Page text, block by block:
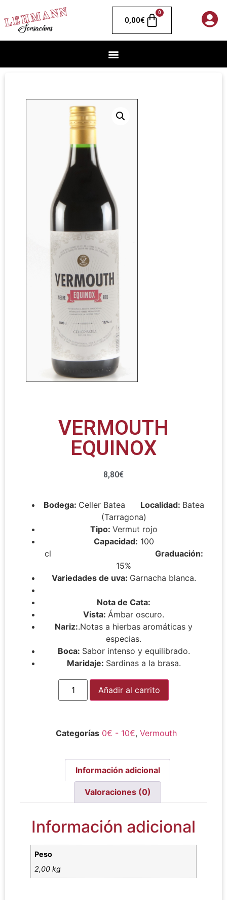
0,00€
0
VERMOUTH
EQUINOX
8,80€
Bodega: Celler Batea Localidad: Batea
(Tarragona)
Tipo: Vermut rojo
Capacidad: 100
cl Graduación:
15%
Variedades de uva: Garnacha blanca.
Nota de Cata:
Vista: Ámbar oscuro.
Nariz:.Notas a hierbas aromáticas y
especias.
Boca: Sabor intenso y equilibrado.
Maridaje: Sardinas a la brasa.
Añadir al carrito
Categorías 0€ - 10€, Vermouth
Información adicional
Valoraciones (0)
Información adicional
Peso
2,00 kg